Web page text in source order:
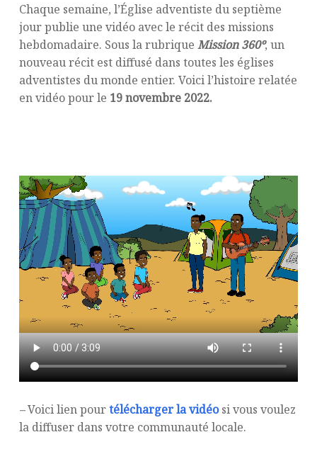
Chaque semaine, l’Église adventiste du septième
jour publie une vidéo avec le récit des missions
hebdomadaire. Sous la rubrique Mission 360º, un
nouveau récit est diffusé dans toutes les églises
adventistes du monde entier. Voici l’histoire relatée
en vidéo pour le 19 novembre 2022.
–Voici lien pourtélécharger la vidéosi vous voulez
la diffuser dans votre communauté locale.